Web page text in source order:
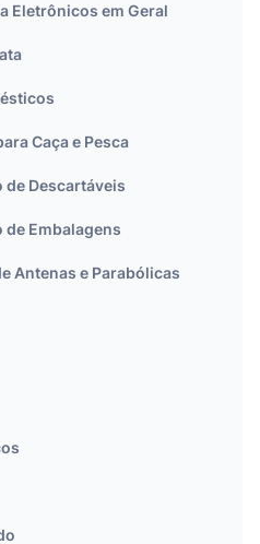
Eletrônicos em Geral
Caça e Pesca
Descartáveis
Embalagens
Antenas e Parabólicas